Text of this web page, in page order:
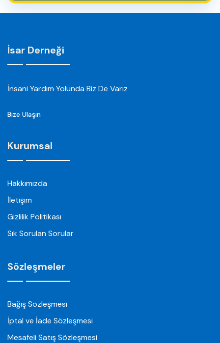
İsar Derneği
İnsani Yardım Yolunda Biz De Varız
Bize Ulaşın
Kurumsal
Hakkımızda
İletişim
Gizlilik Politikası
Sık Sorulan Sorular
Sözleşmeler
Bağış Sözleşmesi
İptal ve İade Sözleşmesi
Mesafeli Satış Sözleşmesi